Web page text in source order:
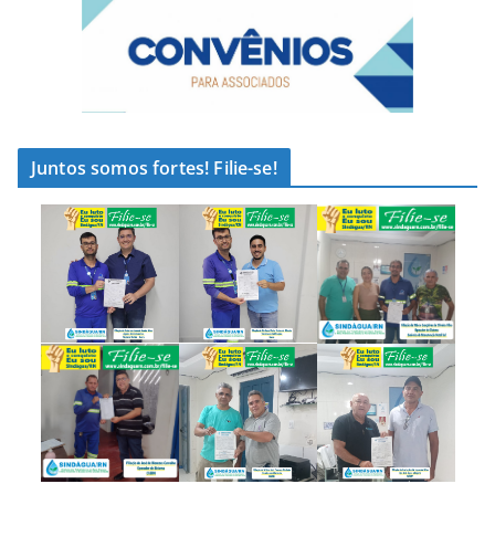
Juntos somos fortes! Filie-se!